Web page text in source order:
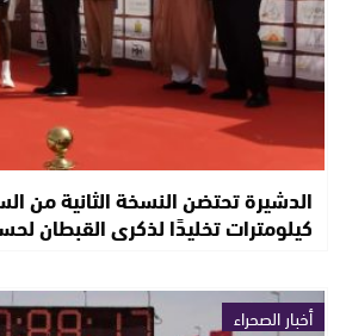
كيلومترات تخليدًا لذكرى القبطان
أخبار الصحراء